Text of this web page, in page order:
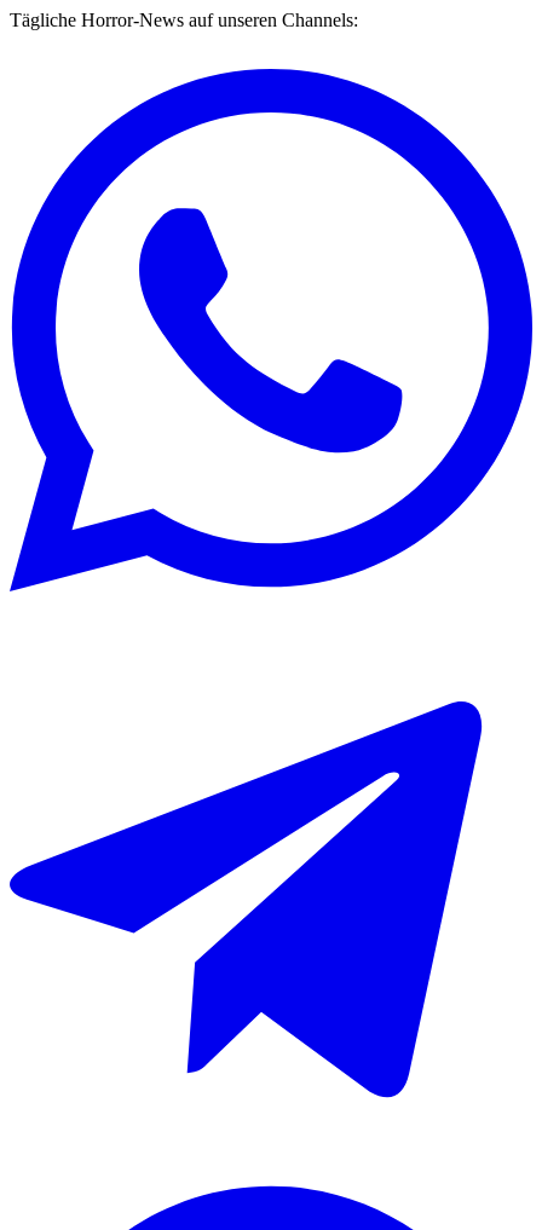
Tägliche Horror-News auf unseren Channels: